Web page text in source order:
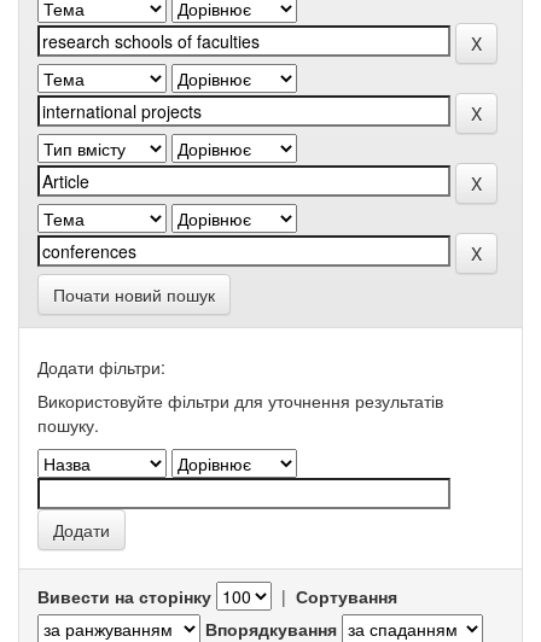
Почати новий пошук
Додати фільтри:
Використовуйте фільтри для уточнення результатів
пошуку.
Вивести на сторінку | Сортування
Впорядкування